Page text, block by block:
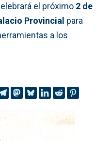
el próximo 2 de
Provincial para
a los